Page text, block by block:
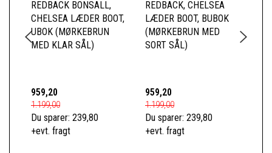
REDBACK BONSALL,
CHELSEA LÆDER BOOT,
UBOK (MØRKEBRUN
MED KLAR SÅL)
959,20
1.199,00
Du sparer: 239,80
+evt. fragt
REDBACK, CHELSEA
LÆDER BOOT, BUBOK
(MØRKEBRUN MED
SORT SÅL)
959,20
1.199,00
Du sparer: 239,80
+evt. fragt